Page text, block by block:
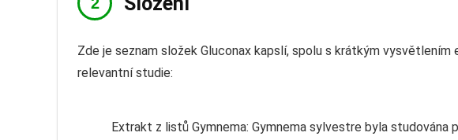
Zde je seznam složek Gluconax kapslí, spolu s krátkým
relevantní studie:
Extrakt z listů Gymnema: Gymnema sylvestre byla studována